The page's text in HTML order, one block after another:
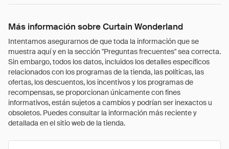
Más información sobre Curtain Wonderland
Intentamos asegurarnos de que toda la información que se
muestra aquí y en la sección "Preguntas frecuentes" sea correcta.
Sin embargo, todos los datos, incluidos los detalles específicos
relacionados con los programas de la tienda, las políticas, las
ofertas, los descuentos, los incentivos y los programas de
recompensas, se proporcionan únicamente con fines
informativos, están sujetos a cambios y podrían ser inexactos u
obsoletos. Puedes consultar la información más reciente y
detallada en el sitio web de la tienda.